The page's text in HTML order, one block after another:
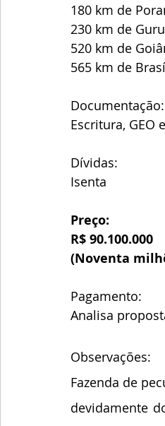
180 km de
230 km de
520 km de
565 km de
Documentação:
Escritura, GEO
Dívidas:
Isenta
Preço:
R$ 90.100.000
(Noventa
Pagamento:
Analisa
Observações:
Fazenda de
devidamente